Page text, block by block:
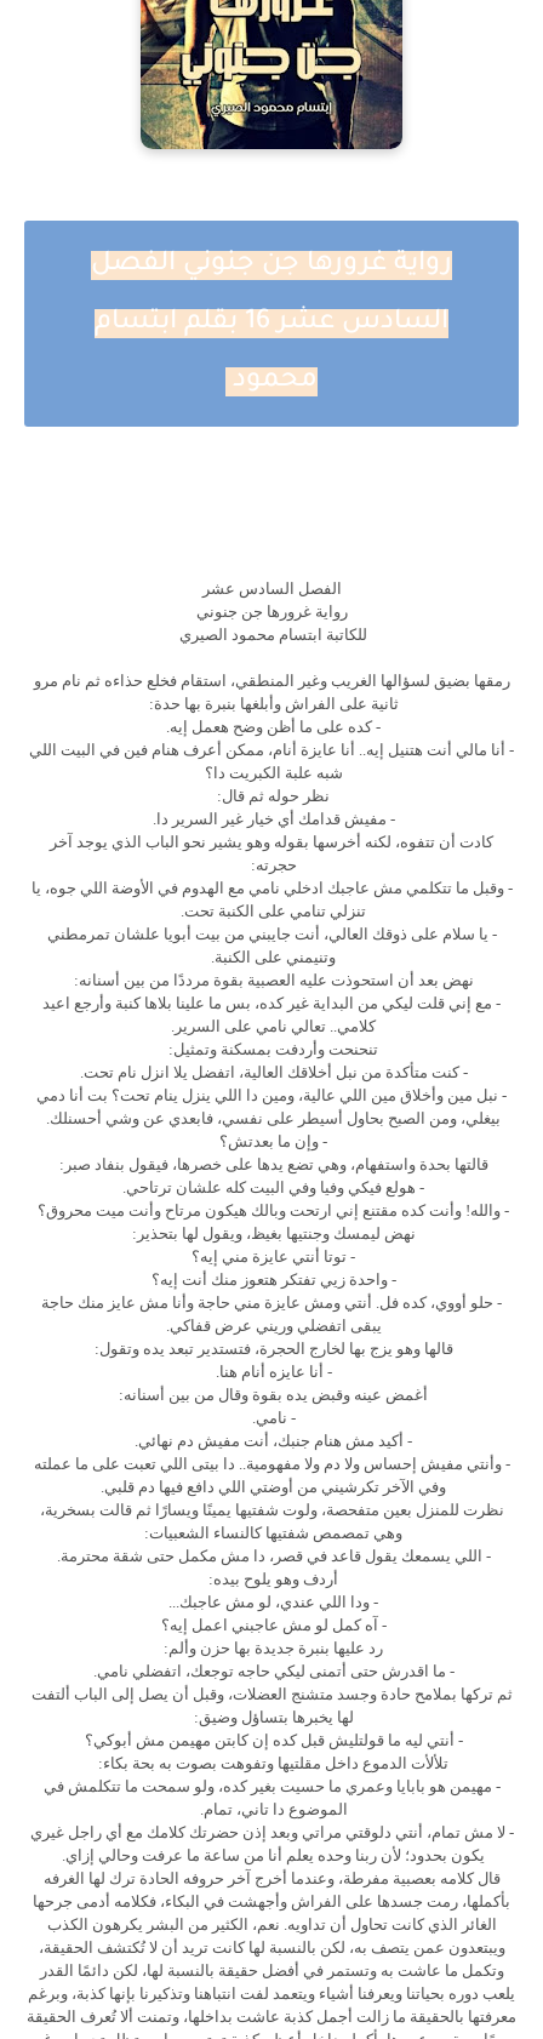
رواية غرورها جن جنوني الفصل
السادس عشر 16 بقلم ابتسام
محمود
الفصل السادس عشر
رواية غرورها جن جنوني
للكاتبة ابتسام محمود الصيري
رمقها بضيق لسؤالها الغريب وغير المنطقي، استقام فخلع حذاءه ثم نام مرو
ثانية على الفراش وأبلغها بنبرة بها حدة:
- كده على ما أظن وضح هعمل إيه.
- أنا مالي أنت هتنيل إيه.. أنا عايزة أنام، ممكن أعرف هنام فين في البيت اللي
شبه علبة الكبريت دا؟
نظر حوله ثم قال:
- مفيش قدامك أي خيار غير السرير دا.
كادت أن تتفوه، لكنه أخرسها بقوله وهو يشير نحو الباب الذي يوجد آخر
حجرته:
- وقبل ما تتكلمي مش عاجبك ادخلي نامي مع الهدوم في الأوضة اللي جوه، يا
تنزلي تنامي على الكنبة تحت.
- يا سلام على ذوقك العالي، أنت جايبني من بيت أبويا علشان تمرمطني
وتنيمني على الكنبة.
نهض بعد أن استحوذت عليه العصبية بقوة مرددًا من بين أسنانه:
- مع إني قلت ليكي من البداية غير كده، بس ما علينا بلاها كنبة وأرجع اعيد
كلامي.. تعالي نامي على السرير.
تنحنحت وأردفت بمسكنة وتمثيل:
- كنت متأكدة من نبل أخلاقك العالية، اتفضل يلا انزل نام تحت.
- نبل مين وأخلاق مين اللي عالية، ومين دا اللي ينزل ينام تحت؟ بت أنا دمي
بيغلي، ومن الصبح بحاول أسيطر على نفسي، فابعدي عن وشي أحسنلك.
- وإن ما بعدتش؟
قالتها بحدة واستفهام، وهي تضع يدها على خصرها، فيقول بنفاد صبر:
- هولع فيكي وفيا وفي البيت كله علشان ترتاحي.
- والله! وأنت كده مقتنع إني ارتحت وبالك هيكون مرتاح وأنت ميت محروق؟
نهض ليمسك وجنتيها بغيظ، ويقول لها بتحذير:
- توتا أنتي عايزة مني إيه؟
- واحدة زيي تفتكر هتعوز منك أنت إيه؟
- حلو أووي، كده فل. أنتي ومش عايزة مني حاجة وأنا مش عايز منك حاجة
يبقى اتفضلي وريني عرض قفاكي.
قالها وهو يزج بها لخارج الحجرة، فتستدير تبعد يده وتقول:
- أنا عايزه أنام هنا.
أغمض عينه وقبض يده بقوة وقال من بين أسنانه:
- نامي.
- أكيد مش هنام جنبك، أنت مفيش دم نهائي.
- وأنتي مفيش إحساس ولا دم ولا مفهومية.. دا بيتى اللي تعبت على ما عملته
وفي الآخر تكرشيني من أوضتي اللي دافع فيها دم قلبي.
نظرت للمنزل بعين متفحصة، ولوت شفتيها يمينًا ويسارًا ثم قالت بسخرية،
وهي تمصمص شفتيها كالنساء الشعبيات:
- اللي يسمعك يقول قاعد في قصر، دا مش مكمل حتى شقة محترمة.
أردف وهو يلوح بيده:
- ودا اللي عندي، لو مش عاجبك...
- آه كمل لو مش عاجبني اعمل إيه؟
رد عليها بنبرة جديدة بها حزن وألم:
- ما اقدرش حتى أتمنى ليكي حاجه توجعك، اتفضلي نامي.
ثم تركها بملامح حادة وجسد متشنج العضلات، وقبل أن يصل إلى الباب ألتفت
لها يخبرها بتساؤل وضيق:
- أنتي ليه ما قولتليش قبل كده إن كابتن مهيمن مش أبوكي؟
تلألأت الدموع داخل مقلتيها وتفوهت بصوت به بحة بكاء:
- مهيمن هو بابايا وعمري ما حسيت بغير كده، ولو سمحت ما تتكلمش في
الموضوع دا تاني، تمام.
- لا مش تمام، أنتي دلوقتي مراتي وبعد إذن حضرتك كلامك مع أي راجل غيري
يكون بحدود؛ لأن ربنا وحده يعلم أنا من ساعة ما عرفت وحالي إزاي.
قال كلامه بعصبية مفرطة، وعندما أخرج آخر حروفه الحادة ترك لها الغرفه
بأكملها، رمت جسدها على الفراش وأجهشت في البكاء، فكلامه أدمى جرحها
الغائر الذي كانت تحاول أن تداويه. نعم، الكثير من البشر يكرهون الكذب
ويبتعدون عمن يتصف به، لكن بالنسبة لها كانت تريد أن لا تُكتشف الحقيقة،
وتكمل ما عاشت به وتستمر في أفضل حقيقة بالنسبة لها، لكن دائمًا القدر
يلعب دوره بحياتنا ويعرفنا أشياء ويتعمد لفت انتباهنا وتذكيرنا بإنها كذبة، وبرغم
معرفتها بالحقيقة ما زالت أجمل كذبة عاشت بداخلها، وتمنت ألا تُعرف الحقيقة